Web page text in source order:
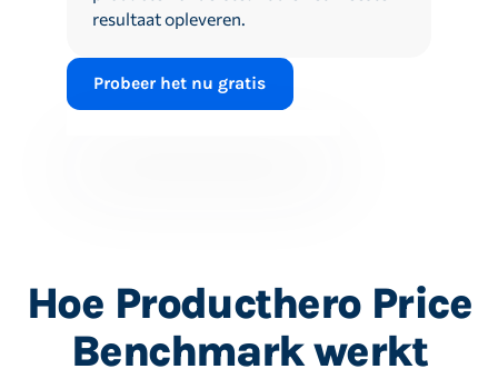
resultaat opleveren.
Probeer het nu gratis
Hoe Producthero Price
Benchmark werkt